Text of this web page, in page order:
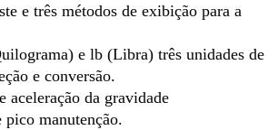
e três métodos de exibição para a
e lb (Libra) três unidades de
e conversão.
aceleração da gravidade
manutenção.